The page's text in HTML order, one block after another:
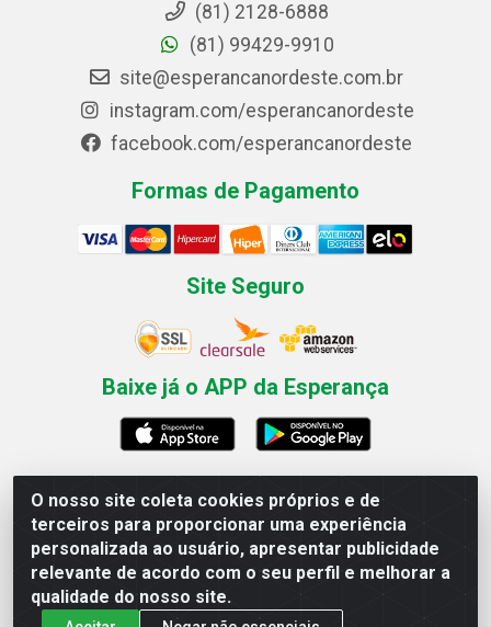
O nosso site coleta cookies próprios e de
terceiros para proporcionar uma experiência
personalizada ao usuário, apresentar publicidade
relevante de acordo com o seu perfil e melhorar a
qualidade do nosso site.
(81) 2128-6888
(81) 99429-9910
site@esperancanordeste.com.br
instagram.com/esperancanordeste
facebook.com/esperancanordeste
Formas de Pagamento
Site Seguro
Baixe já o APP da Esperança
Esperança Nordeste - Rua Professor Caldas Filho, 291 -
Estância - Recife / PE CEP: 50771-335 - CNPJ
03.666.136/0001-23